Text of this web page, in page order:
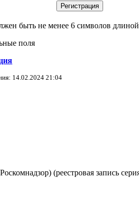
быть не менее 6 символов
поля
14.02.2024 21:04
(реестровая запись